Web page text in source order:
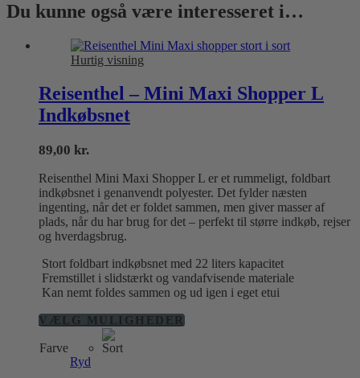
Du kunne også være interesseret i…
Hurtig visning
Reisenthel – Mini Maxi Shopper L
Indkøbsnet
89,00 kr.
Reisenthel Mini Maxi Shopper L er et rummeligt, foldbart
indkøbsnet i genanvendt polyester. Det fylder næsten
ingenting, når det er foldet sammen, men giver masser af
plads, når du har brug for det – perfekt til større indkøb, rejser
og hverdagsbrug.
Stort foldbart indkøbsnet med 22 liters kapacitet
Fremstillet i slidstærkt og vandafvisende materiale
Kan nemt foldes sammen og ud igen i eget etui
VÆLG MULIGHEDERDette
Farve
Ryd